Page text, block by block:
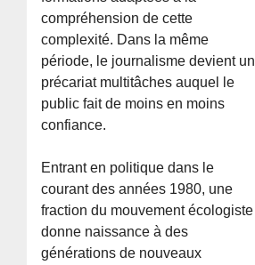
compréhension de cette
complexité. Dans la même
période, le journalisme devient un
précariat multitâches auquel le
public fait de moins en moins
confiance.
Entrant en politique dans le
courant des années 1980, une
fraction du mouvement écologiste
donne naissance à des
générations de nouveaux